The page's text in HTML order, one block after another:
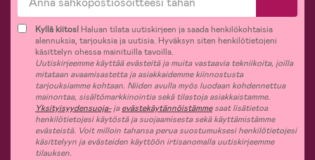
Kyllä kiitos! Haluan tilata uutiskirjeen ja saada henkilökohtaisia
alennuksia, tarjouksia ja uutisia. Hyväksyn siten henkilötietojeni
käsittelyn ohessa mainituilla tavoilla.
Uutiskirjeemme käyttää evästeitä ja muita vastaavia tekniikoita, joilla
mitataan avaamisastetta ja asiakkaidemme kiinnostusta
tarjouksiamme kohtaan. Niiden avulla myös luodaan kohdennettua
mainontaa, sisältömarkkinointia sekä tilastoja asiakkaistamme.
Yksityisyydensuoja-jaevästekäytännöistämmesaat lisätietoa
henkilötietojesi käytöstä ja suojaamisesta sekä käyttämistämme
evästeistä. Voit milloin tahansa perua suostumuksesi henkilötietojesi
käsittelyyn ja evästeiden käyttöön irtisanomalla uutiskirjeemme
tilauksen.